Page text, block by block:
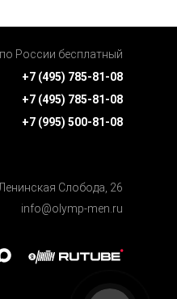
России бесплатный
+7 (495) 785-81-08
+7 (495) 785-81-08
+7 (995) 500-81-08
Cлобода, 26
info@olymp-men.ru